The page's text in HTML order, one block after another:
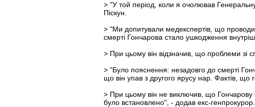
> "У той період, коли я очолював
Піскун.
> "Ми допитували медекспертів, що
смерті Гончарова стало ушкодження
> При цьому він відзначив, що проблеми зі
> "Було пояснення: незадовго до смерті
що він упав з другого ярусу нар. Фактів, що
> При цьому він не виключив, що Гончарову
було встановлено", - додав екс-генпрокурор.